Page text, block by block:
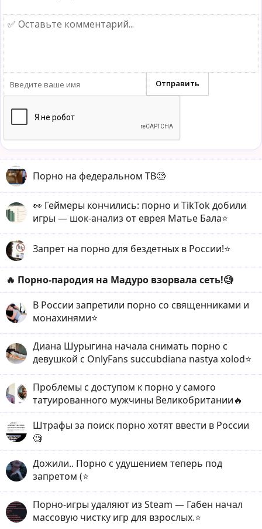
Порно на федеральном ТВ🧐
👀 Геймеры кончились: порно и TikTok добили
игры — шок-анализ от еврея Матье Бала⭐️
Запрет на порно для бездетных в России!⭐️
🔥 Порно-пародия на Мадуро взорвала сеть!🧐
В России запретили порно со священниками и
монахинями⭐️
Диана Шурыгина начала снимать порно с
девушкой с OnlyFans succubdiana nastya xolod⭐️
Проблемы с доступом к порно у самого
татуированного мужчины Великобритании🔥
Штрафы за поиск порно хотят ввести в России
🧐
Дожили.. Порно с удушением теперь под
запретом (⭐️
Порно-игры удаляют из Steam — Габен начал
массовую чистку игр для взрослых.⭐️